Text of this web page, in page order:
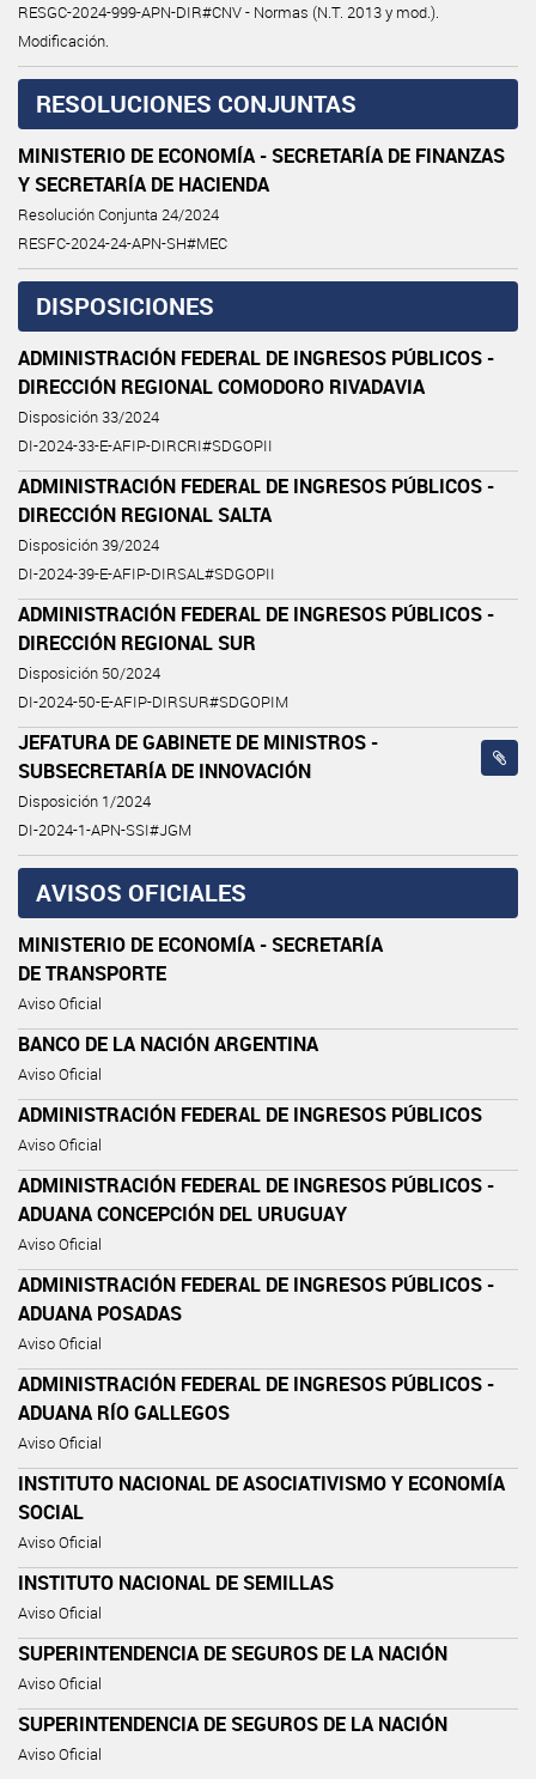
RESGC-2024-999-APN-DIR#CNV - Normas (N.T. 2013 y mod.).
Modificación.
RESOLUCIONES CONJUNTAS
MINISTERIO DE ECONOMÍA - SECRETARÍA DE FINANZAS
Y SECRETARÍA DE HACIENDA
Resolución Conjunta 24/2024
RESFC-2024-24-APN-SH#MEC
DISPOSICIONES
ADMINISTRACIÓN FEDERAL DE INGRESOS PÚBLICOS -
DIRECCIÓN REGIONAL COMODORO RIVADAVIA
Disposición 33/2024
DI-2024-33-E-AFIP-DIRCRI#SDGOPII
ADMINISTRACIÓN FEDERAL DE INGRESOS PÚBLICOS -
DIRECCIÓN REGIONAL SALTA
Disposición 39/2024
DI-2024-39-E-AFIP-DIRSAL#SDGOPII
ADMINISTRACIÓN FEDERAL DE INGRESOS PÚBLICOS -
DIRECCIÓN REGIONAL SUR
Disposición 50/2024
DI-2024-50-E-AFIP-DIRSUR#SDGOPIM
JEFATURA DE GABINETE DE MINISTROS -
SUBSECRETARÍA DE INNOVACIÓN
Disposición 1/2024
DI-2024-1-APN-SSI#JGM
AVISOS OFICIALES
MINISTERIO DE ECONOMÍA - SECRETARÍA
DE TRANSPORTE
Aviso Oficial
BANCO DE LA NACIÓN ARGENTINA
Aviso Oficial
ADMINISTRACIÓN FEDERAL DE INGRESOS PÚBLICOS
Aviso Oficial
ADMINISTRACIÓN FEDERAL DE INGRESOS PÚBLICOS -
ADUANA CONCEPCIÓN DEL URUGUAY
Aviso Oficial
ADMINISTRACIÓN FEDERAL DE INGRESOS PÚBLICOS -
ADUANA POSADAS
Aviso Oficial
ADMINISTRACIÓN FEDERAL DE INGRESOS PÚBLICOS -
ADUANA RÍO GALLEGOS
Aviso Oficial
INSTITUTO NACIONAL DE ASOCIATIVISMO Y ECONOMÍA
SOCIAL
Aviso Oficial
INSTITUTO NACIONAL DE SEMILLAS
Aviso Oficial
SUPERINTENDENCIA DE SEGUROS DE LA NACIÓN
Aviso Oficial
SUPERINTENDENCIA DE SEGUROS DE LA NACIÓN
Aviso Oficial